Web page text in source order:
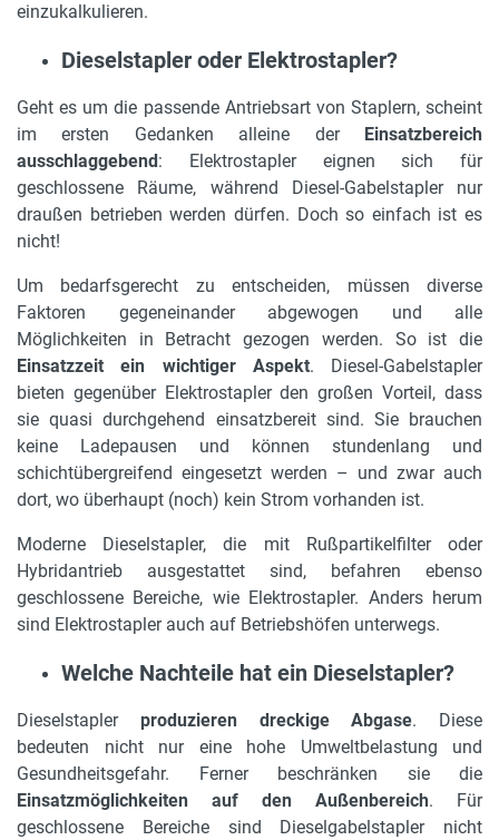
einzukalkulieren.
Dieselstapler oder Elektrostapler?
Geht es um die passende Antriebsart von Staplern, scheint
im ersten Gedanken alleine der Einsatzbereich
ausschlaggebend: Elektrostapler eignen sich für
geschlossene Räume, während Diesel-Gabelstapler nur
draußen betrieben werden dürfen. Doch so einfach ist es
nicht!
Um bedarfsgerecht zu entscheiden, müssen diverse
Faktoren gegeneinander abgewogen und alle
Möglichkeiten in Betracht gezogen werden. So ist die
Einsatzzeit ein wichtiger Aspekt. Diesel-Gabelstapler
bieten gegenüber Elektrostapler den großen Vorteil, dass
sie quasi durchgehend einsatzbereit sind. Sie brauchen
keine Ladepausen und können stundenlang und
schichtübergreifend eingesetzt werden – und zwar auch
dort, wo überhaupt (noch) kein Strom vorhanden ist.
Moderne Dieselstapler, die mit Rußpartikelfilter oder
Hybridantrieb ausgestattet sind, befahren ebenso
geschlossene Bereiche, wie Elektrostapler. Anders herum
sind Elektrostapler auch auf Betriebshöfen unterwegs.
Welche Nachteile hat ein Dieselstapler?
Dieselstapler produzieren dreckige Abgase. Diese
bedeuten nicht nur eine hohe Umweltbelastung und
Gesundheitsgefahr. Ferner beschränken sie die
Einsatzmöglichkeiten auf den Außenbereich. Für
geschlossene Bereiche sind Dieselgabelstapler nicht